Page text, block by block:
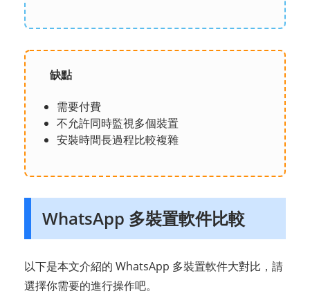
缺點
需要付費
不允許同時監視多個裝置
安裝時間長過程比較複雜
WhatsApp 多裝置軟件比較
以下是本文介紹的 WhatsApp 多裝置軟件大對比，請
選擇你需要的進行操作吧。